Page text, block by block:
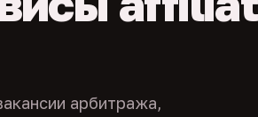
арбитража,